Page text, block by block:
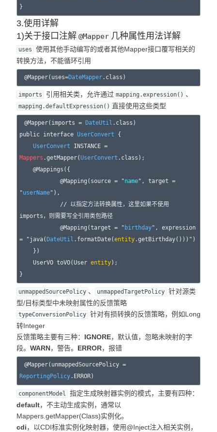
3.使用详解
1)关于接口注解 @Mapper 几种属性用法详解
uses
使用其他手动编写的或者其他Mapper接口覆写相关的
转换方法，不能循环引用
@Mapper(uses=DateMapper
imports 引用相关类，允许通过 mapping.expression() 、
mapping.defaultExpression() 直接使用这些类型
@Mapper(imports = DateUtil .class)
public interface UserConvert {
UserConvert
Mappers .getMapper( UserConvert .class);
            @Mapping(source = "
name", target =
"userName"),
imports，则需要写全引用类包路径
            @Mapping(target = "
birthday", expression
= "java( DateUtil .formatDate(entity.getBirthday()))")
    UserVO toVO(User
entity);
unmappedSourcePolicy 、 unmappedTargetPolicy 针对源类
型/目标类型中未映射属性的反馈策略
typeConversionPolicy 针对有损转换的反馈策略，例如Long
转Integer
反馈策略主要有三种： IGNORE，默认值，忽略未映射的字
段。 WARN，警告。 ERROR，报错
ReportingPolicy
componentModel
指定生成映射器实例的模式，主要有四种：
default，不主动生成实例，通常以
Mappers.getMapper(Class)实例化。
cdi，以CDI标准实例化映射器，使用@Inject注入相关实例，